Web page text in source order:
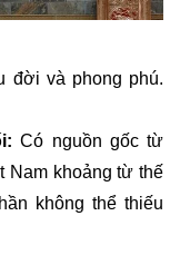
đời và phong phú.
Có nguồn gốc từ
Nam khoảng từ thế
không thể thiếu